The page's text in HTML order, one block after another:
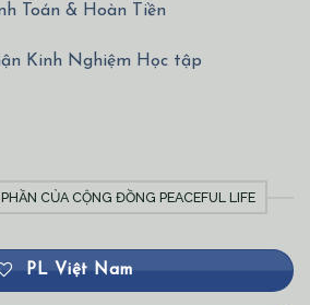
Toán & Hoàn Tiền
Kinh Nghiệm Học tập
CỦA CỘNG ĐỒNG PEACEFUL LIFE
PL Việt Nam